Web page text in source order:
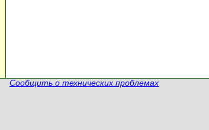
Сообщить о технических проблемах